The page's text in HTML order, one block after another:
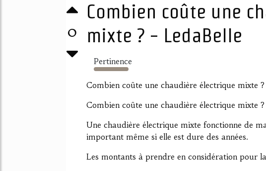
0
Combien coûte une
mixte ? - LedaBelle
Pertinence
5219%
Combien coûte une chaudière électrique mixte ?
Combien coûte une chaudière électrique mixte ?
Une chaudière électrique mixte fonctionne de
important même si elle est dure des années.
Les montants à prendre en considération pour